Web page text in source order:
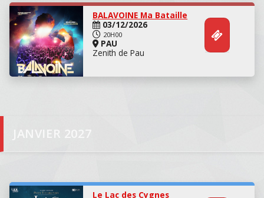
BALAVOINE Ma Bataille
03/12/2026
20H00
PAU
Zenith de Pau
JANVIER 2027
Le Lac des Cygnes
Danse
Concert